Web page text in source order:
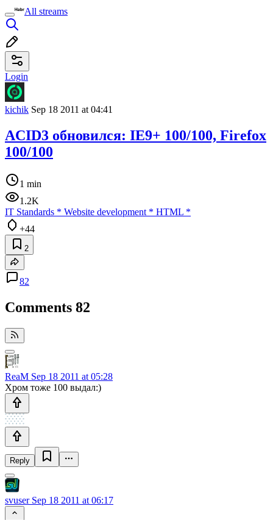
All streams
Login
kichik Sep 18 2011 at 04:41
ACID3 обновился: IE9+ 100/100, Firefox
100/100
1 min
1.2K
IT Standards * Website development * HTML *
+44
2
82
Comments 82
ReaM Sep 18 2011 at 05:28
Хром тоже 100 выдал:)
Reply
svuserSep 18 2011 at 06:17